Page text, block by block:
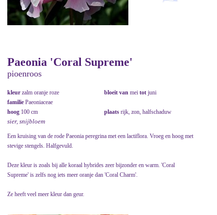
Paeonia 'Coral Supreme'
pioenroos
kleur zalm oranje roze bloeit van mei tot juni
familie Paeoniaceae
hoog 100 cm plaats rijk, zon, halfschaduw
sier, snijbloem
Een kruising van de rode Paeonia peregrina met een lactiflora. Vroeg en hoog met
stevige stengels. Halfgevuld.
Deze kleur is zoals bij alle koraal hybrides zeer bijzonder en warm. 'Coral
Supreme' is zelfs nog iets meer oranje dan 'Coral Charm'.
Ze heeft veel meer kleur dan geur.